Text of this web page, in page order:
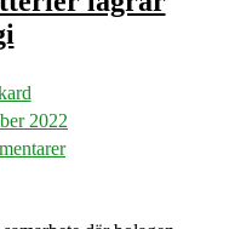
2022
till
Begagnade